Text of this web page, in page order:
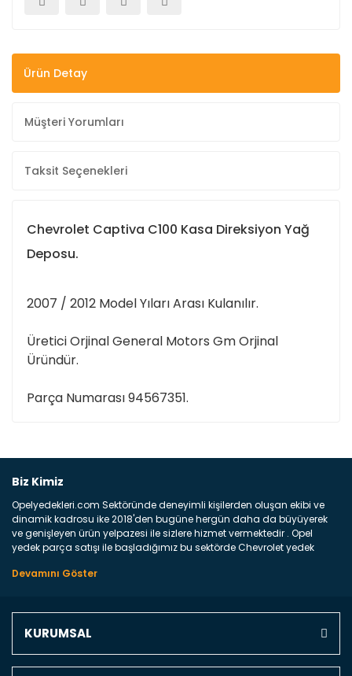
Ürün Detay
Müşteri Yorumları
Taksit Seçenekleri
Chevrolet Captiva C100 Kasa Direksiyon Yağ
Deposu.
2007 / 2012 Model Yıları Arası Kulanılır.
Üretici Orjinal General Motors Gm Orjinal
Üründür.
Parça Numarası 94567351.
Yorum Yaz
Biz Kimiz
Opelyedekleri.com Sektöründe deneyimli kişilerden oluşan ekibi ve
dinamik kadrosu ike 2018'den bugüne hergün daha da büyüyerek
ve genişleyen ürün yelpazesi ile sizlere hizmet vermektedir . Opel
yedek parça satışı ile başladığımız bu sektörde Chevrolet yedek
marka araçların ve FCA Grubun Fiat ve Alfa Romeo yedek parça
Türkiyenin 4 bir yanına ve uluslarası dünyanın dört bir yanına
KURUMSAL